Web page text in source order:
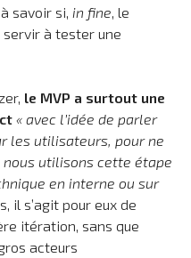
savoir si, in fine , le
à tester une
le MVP a surtout une
« avec l’idée de parler
les utilisateurs, pour ne
nous utilisons cette étape
en interne ou sur
il s’agit pour eux de
itération, sans que
acteurs